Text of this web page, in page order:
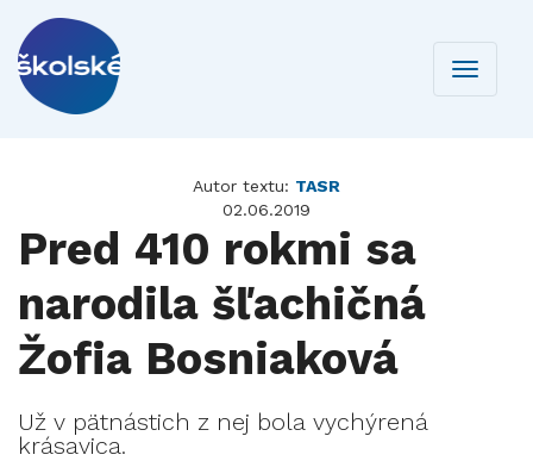
Toggle
Autor textu: TASR
02.06.2019
Pred 410 rokmi sa
narodila šľachičná
Žofia Bosniaková
Už v pätnástich z nej bola vychýrená
krásavica.